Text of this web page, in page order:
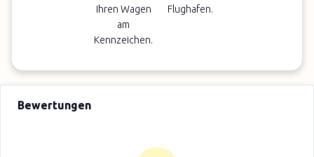
Ihren Wagen
am
Kennzeichen.
Flughafen.
Bewertungen